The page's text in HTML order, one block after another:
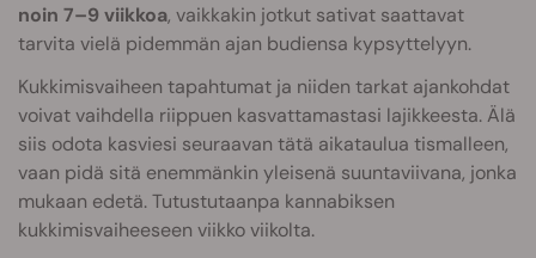
noin 7–9 viikkoa, vaikkakin jotkut sativat saattavat
tarvita vielä pidemmän ajan budiensa kypsyttelyyn.
Kukkimisvaiheen tapahtumat ja niiden tarkat ajankohdat
voivat vaihdella riippuen kasvattamastasi lajikkeesta. Älä
siis odota kasviesi seuraavan tätä aikataulua tismalleen,
vaan pidä sitä enemmänkin yleisenä suuntaviivana, jonka
mukaan edetä. Tutustutaanpa kannabiksen
kukkimisvaiheeseen viikko viikolta.